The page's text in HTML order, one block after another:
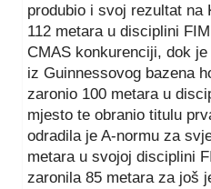
produbio i svoj rezultat na
112 metara u disciplini
CMAS konkurenciji, dok je
iz Guinnessovog bazena
zaronio 100 metara u
mjesto te obranio titulu
odradila je A-normu za
metara u svojoj disciplini
zaronila 85 metara za još